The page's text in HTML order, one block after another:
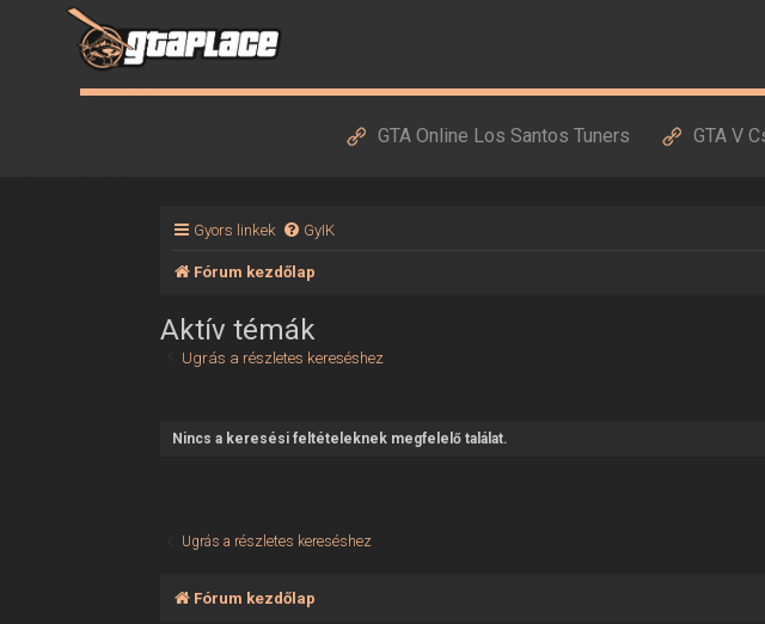
GTA Online Los Santos Tuners GTA V
Gyors linkek GyIK
Fórum kezdőlap
Aktív témák
Ugrás a részletes kereséshez
Nincs a keresési feltételeknek megfelelő találat.
Ugrás a részletes kereséshez
Fórum kezdőlap